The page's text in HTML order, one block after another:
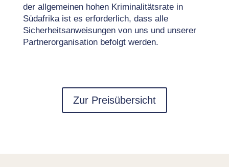
der allgemeinen hohen Kriminalitätsrate in
Südafrika ist es erforderlich, dass alle
Sicherheitsanweisungen von uns und unserer
Partnerorganisation befolgt werden.
Zur Preisübersicht